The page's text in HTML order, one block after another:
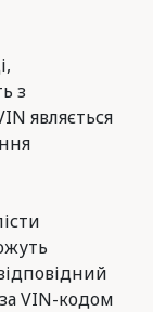
з
являється
VIN-кодом